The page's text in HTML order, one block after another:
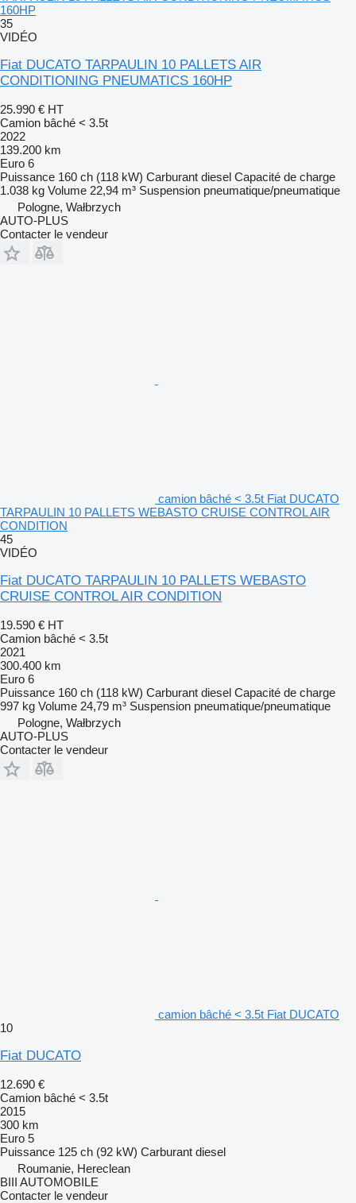
160HP
35
VIDÉO
Fiat DUCATO TARPAULIN 10 PALLETS AIR
CONDITIONING PNEUMATICS 160HP
25.990 € HT
Camion bâché < 3.5t
2022
139.200 km
Euro 6
Puissance 160 ch (118 kW) Carburant diesel Capacité de charge
1.038 kg Volume 22,94 m³ Suspension pneumatique/pneumatique
Pologne, Wałbrzych
AUTO-PLUS
Contacter le vendeur
camion bâché < 3.5t Fiat DUCATO
TARPAULIN 10 PALLETS WEBASTO CRUISE CONTROL AIR
CONDITION
45
VIDÉO
Fiat DUCATO TARPAULIN 10 PALLETS WEBASTO
CRUISE CONTROL AIR CONDITION
19.590 € HT
Camion bâché < 3.5t
2021
300.400 km
Euro 6
Puissance 160 ch (118 kW) Carburant diesel Capacité de charge
997 kg Volume 24,79 m³ Suspension pneumatique/pneumatique
Pologne, Wałbrzych
AUTO-PLUS
Contacter le vendeur
camion bâché < 3.5t Fiat DUCATO
10
Fiat DUCATO
12.690 €
Camion bâché < 3.5t
2015
300 km
Euro 5
Puissance 125 ch (92 kW) Carburant diesel
Roumanie, Hereclean
BIII AUTOMOBILE
Contacter le vendeur